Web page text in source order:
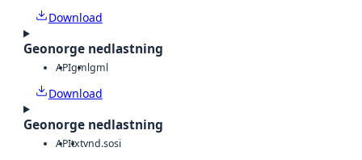
Download
Geonorge nedlastning
APIgmlgml
Download
Geonorge nedlastning
APItxtvnd.sosi